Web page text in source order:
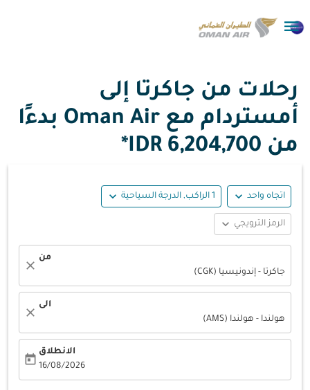

رحلات من جاكرتا إلى
أمستردام مع Oman Air بدءًا
من 6,204,700 IDR*
اتجاه واحد expand_more 1 الراكب, الدرجة السياحية expand_more
الرمز الترويجي expand_more
من
جاكرتا - إندونيسيا (CGK)
close
الى
هولندا - هولندا (AMS)
close
الانطلاق
16/08/2026
today